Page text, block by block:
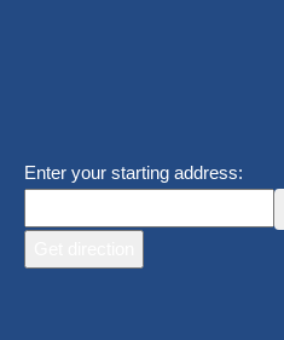
Enter your starting address: